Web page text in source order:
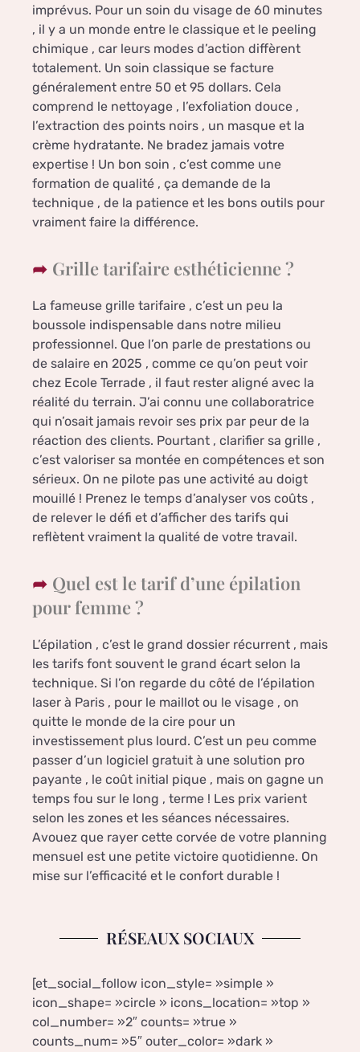
imprévus. Pour un soin du visage de 60 minutes
, il y a un monde entre le classique et le peeling
chimique , car leurs modes d’action diffèrent
totalement. Un soin classique se facture
généralement entre 50 et 95 dollars. Cela
comprend le nettoyage , l’exfoliation douce ,
l’extraction des points noirs , un masque et la
crème hydratante. Ne bradez jamais votre
expertise ! Un bon soin , c’est comme une
formation de qualité , ça demande de la
technique , de la patience et les bons outils pour
vraiment faire la différence.
Grille tarifaire esthéticienne ?
La fameuse grille tarifaire , c’est un peu la
boussole indispensable dans notre milieu
professionnel. Que l’on parle de prestations ou
de salaire en 2025 , comme ce qu’on peut voir
chez Ecole Terrade , il faut rester aligné avec la
réalité du terrain. J’ai connu une collaboratrice
qui n’osait jamais revoir ses prix par peur de la
réaction des clients. Pourtant , clarifier sa grille ,
c’est valoriser sa montée en compétences et son
sérieux. On ne pilote pas une activité au doigt
mouillé ! Prenez le temps d’analyser vos coûts ,
de relever le défi et d’afficher des tarifs qui
reflètent vraiment la qualité de votre travail.
Quel est le tarif d’une épilation
pour femme ?
L’épilation , c’est le grand dossier récurrent , mais
les tarifs font souvent le grand écart selon la
technique. Si l’on regarde du côté de l’épilation
laser à Paris , pour le maillot ou le visage , on
quitte le monde de la cire pour un
investissement plus lourd. C’est un peu comme
passer d’un logiciel gratuit à une solution pro
payante , le coût initial pique , mais on gagne un
temps fou sur le long , terme ! Les prix varient
selon les zones et les séances nécessaires.
Avouez que rayer cette corvée de votre planning
mensuel est une petite victoire quotidienne. On
mise sur l’efficacité et le confort durable !
RÉSEAUX SOCIAUX
[et_social_follow icon_style= »simple »
icon_shape= »circle » icons_location= »top »
col_number= »2″ counts= »true »
counts_num= »5″ outer_color= »dark »